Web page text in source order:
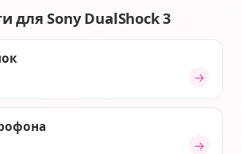
для Sony DualShock 3
→
→